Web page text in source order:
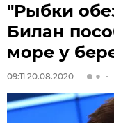
"Рыбки
Билан
море у
09:11 20.08.2020